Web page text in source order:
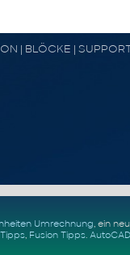
Umrechnung, ein
, Fusion Tipps.